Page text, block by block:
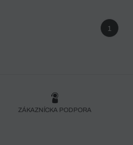
1
ZÁKAZNÍCKA PODPORA